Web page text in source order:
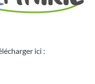
ici :